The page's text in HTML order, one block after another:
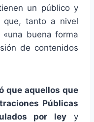
un público y
que, tanto a nivel
«una buena forma
de contenidos
que aquellos que
Públicas
por ley y